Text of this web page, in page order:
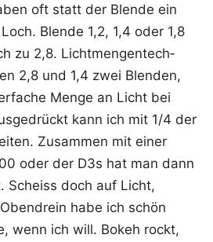
oft statt der Blen­de ein
Blen­de 1,2, 1,4 oder 1,8
zu 2,8. Licht­men­gen­tech­
2,8 und 1,4 zwei Blen­den,
Men­ge an Licht bei
kann ich mit 1/4 der
Zusam­men mit einer
oder der D3s hat man dann
Scheiss doch auf Licht,
habe ich schön
wenn ich will. Bokeh rockt,